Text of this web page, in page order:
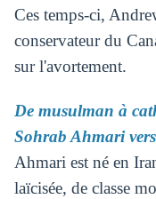
Ces temps-ci,
conservateur du
sur l'avortement.
De musulman à
Sohrab Ahmari
Ahmari est né en
laïcisée, de classe